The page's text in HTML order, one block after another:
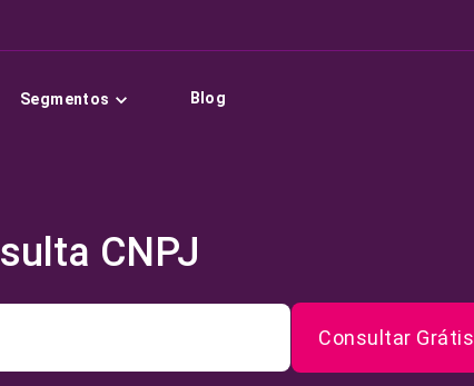
Segmentos Blog
CNPJ
Consultar Grátis